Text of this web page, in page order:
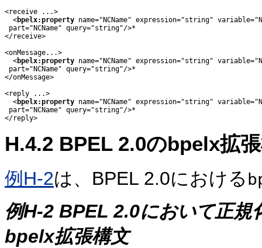
<receive ...>
  <
bpelx:property name="NCName" expression="string"
part="NCName" query="string"/>*
</receive>
<onMessage...>
  <
bpelx:property name="NCName" expression="string"
part="NCName" query="string"/>*
</onMessage>
<reply ...>
  <
bpelx:property name="NCName" expression="string"
part="NCName" query="string"/>*
H.4.2 BPEL 2.0のbpelx拡
例H-2は、BPEL 2.0における
例H-2 BPEL 2.0において正規
bpelx拡張構文